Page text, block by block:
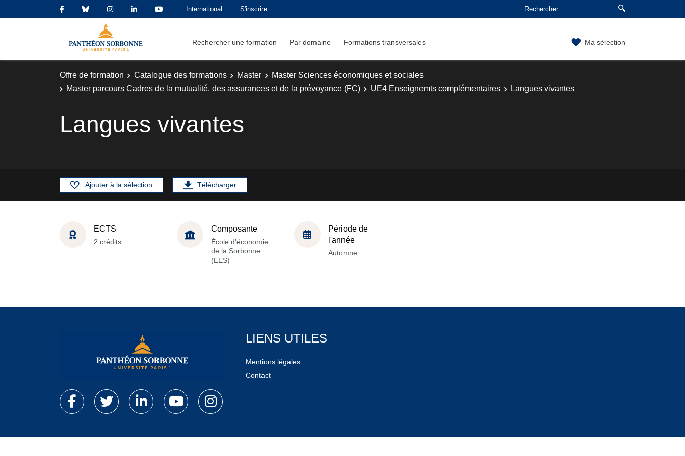
International S'inscrire
Rechercher une formation Par domaine Formations transversales Ma sélection
Offre de formation Catalogue des formations Master
Master Sciences économiques et sociales
Master parcours Cadres de la mutualité, des assurances et de la prévoyance (FC)
UE4 Enseignemts complémentaires Langues vivantes
Langues vivantes
Ajouter à la sélection Télécharger
ECTS
2 crédits
Composante
École d'économie
de la Sorbonne
(EES)
Période de
l'année
Automne
LIENS UTILES
Mentions légales
Contact